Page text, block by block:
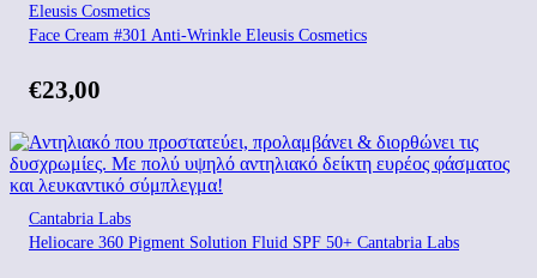
Eleusis Cosmetics
Face Cream #301 Anti-Wrinkle Eleusis Cosmetics
€23,00
Cantabria Labs
Heliocare 360 Pigment Solution Fluid SPF 50+ Cantabria Labs